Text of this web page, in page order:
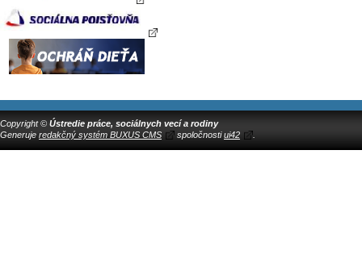
Copyright © Ústredie práce, sociálnych vecí a rodiny
Generuje redakčný systém BUXUS CMS spoločnostiui42